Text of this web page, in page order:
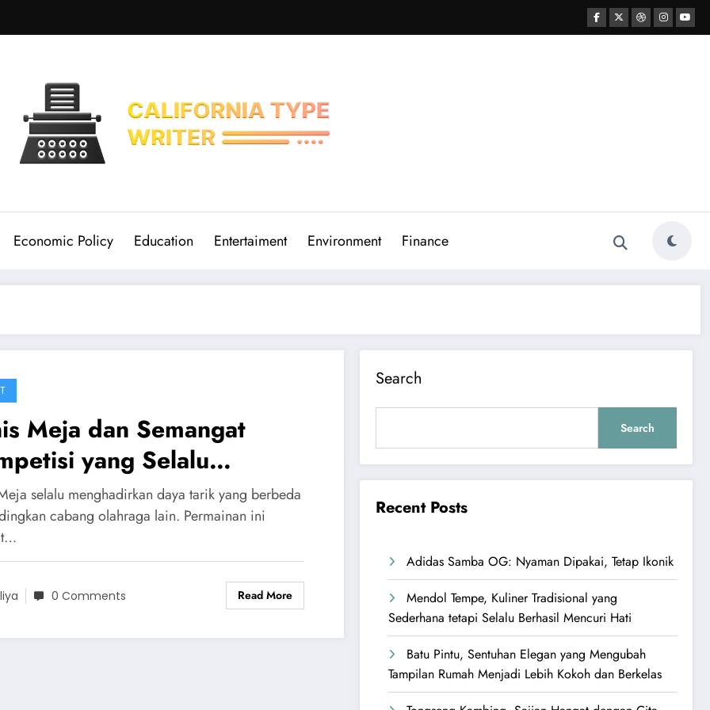
Economic Policy Education Entertaiment Environment Finance
Meja dan Semangat
yang Selalu
Antusias Pecinta
selalu menghadirkan daya tarik yang berbeda
cabang olahraga lain. Permainan ini
0 Comments Read More
Search
Search
Recent Posts
Adidas Samba OG: Nyaman Dipakai, Tetap Ikonik
Mendol Tempe, Kuliner Tradisional yang
Sederhana tetapi Selalu Berhasil Mencuri Hati
Batu Pintu, Sentuhan Elegan yang Mengubah
Tampilan Rumah Menjadi Lebih Kokoh dan Berkelas